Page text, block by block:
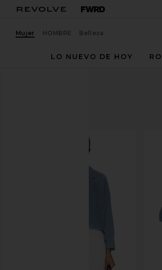
Mujer HOMBRE Belleza
LO NUEVO DE HOY